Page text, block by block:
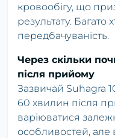
кровообігу, що
результату. Багато
передбачуваність.
Через скільки
після прийому
Зазвичай Suhagra
60 хвилин після
варіюватися
особливостей, але